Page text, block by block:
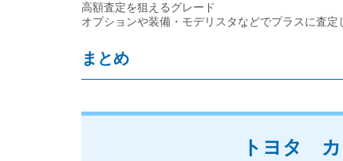
高額査定を狙えるグレード
オプションや装備・モデリスタなどでプラスに査
まとめ
トヨタ